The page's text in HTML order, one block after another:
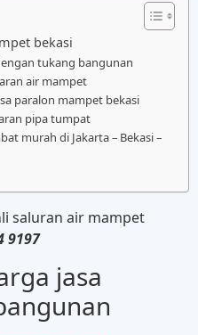
bekasi
tukang bangunan
air mampet
paralon mampet bekasi
pipa tumpat
murah di Jakarta – Bekasi –
saluran air mampet
9197
jasa